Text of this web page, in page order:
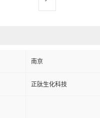
南京
正肽生化科技